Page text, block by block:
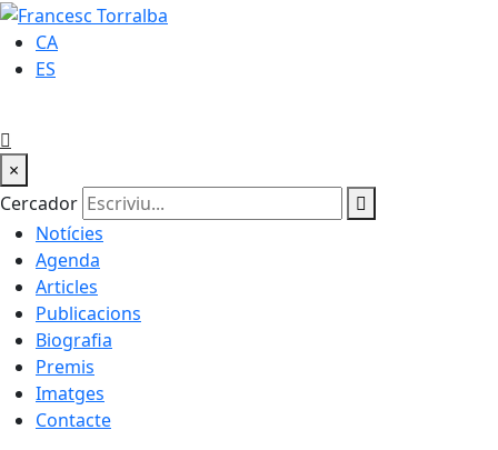
CA
ES
×
Cercador
Notícies
Agenda
Articles
Publicacions
Biografia
Premis
Imatges
Contacte